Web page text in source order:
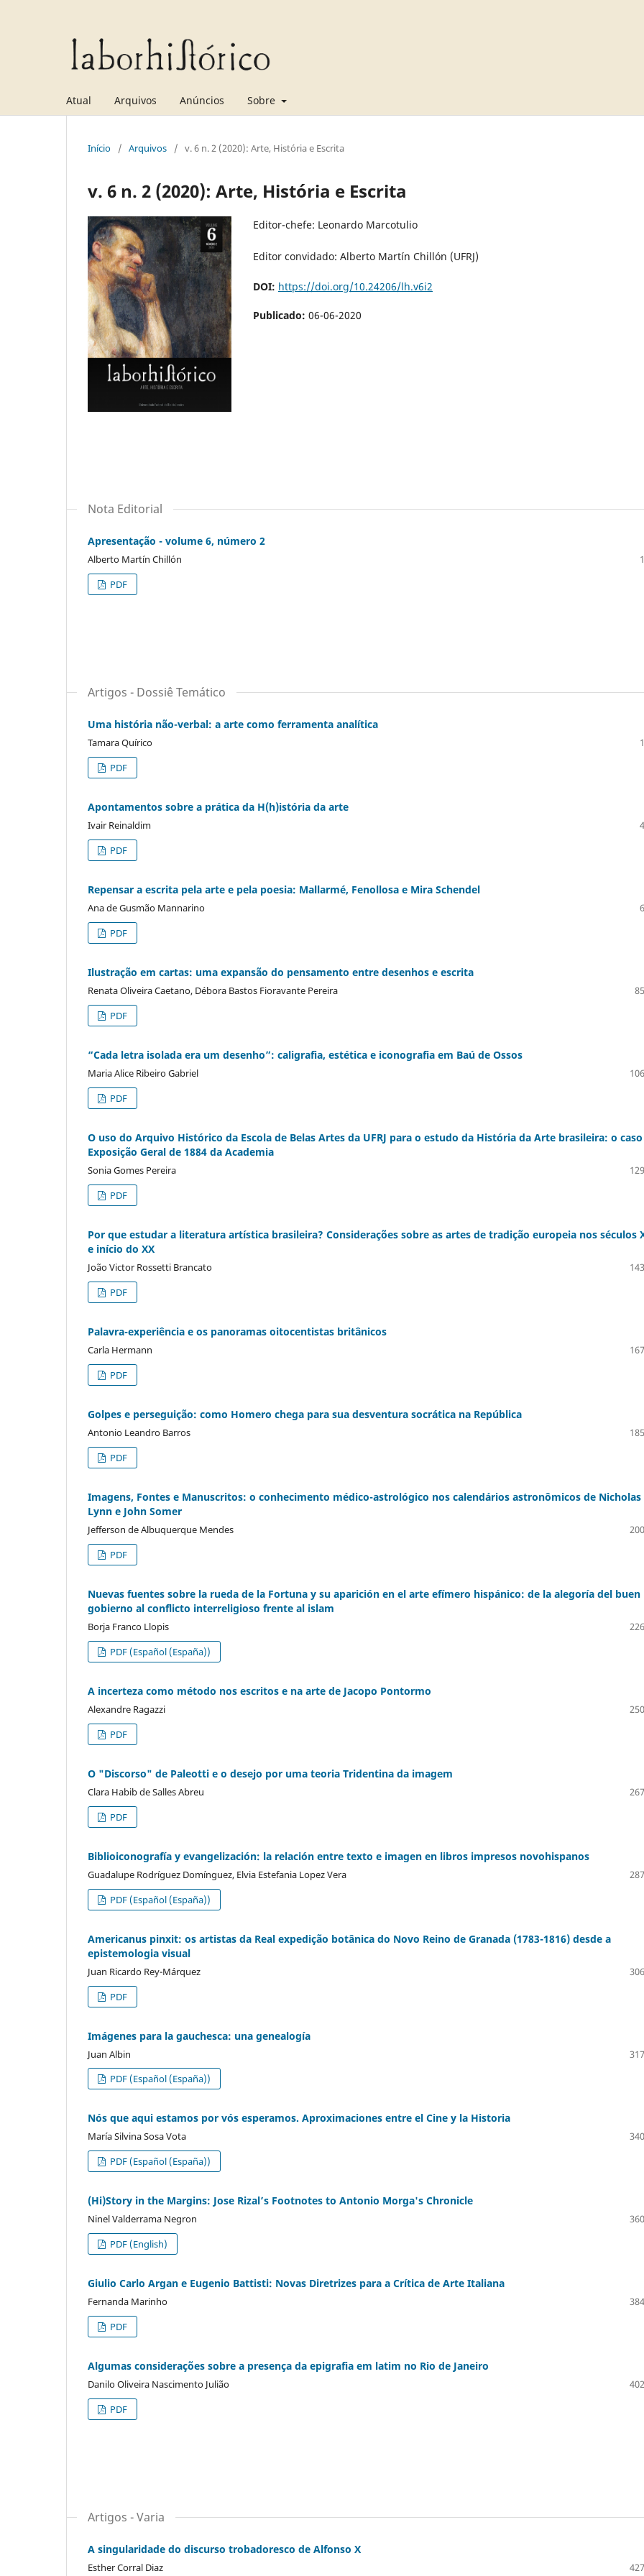
Atual Arquivos Anúncios Sobre
Início / Arquivos / v. 6 n. 2 (2020): Arte, História e Escrita
v. 6 n. 2 (2020): Arte, História e Escrita
Editor-chefe: Leonardo Marcotulio
Editor convidado: Alberto Martín Chillón (UFRJ)
DOI: https://doi.org/10.24206/lh.v6i2
Publicado: 06-06-2020
Nota Editorial
Apresentação - volume 6, número 2
Alberto Martín Chillón
PDF
Artigos - Dossiê Temático
Uma história não-verbal: a arte como ferramenta analítica
Tamara Quírico
PDF
Apontamentos sobre a prática da H(h)istória da arte
Ivair Reinaldim
PDF
Repensar a escrita pela arte e pela poesia: Mallarmé, Fenollosa e Mira Schendel
Ana de Gusmão Mannarino
PDF
Ilustração em cartas: uma expansão do pensamento entre desenhos e escrita
Renata Oliveira Caetano, Débora Bastos Fioravante Pereira
PDF
“Cada letra isolada era um desenho”: caligrafia, estética e iconografia em Baú de Ossos
Maria Alice Ribeiro Gabriel
PDF
O uso do Arquivo Histórico da Escola de Belas Artes da UFRJ para o estudo da História da Arte brasileira: o
Exposição Geral de 1884 da Academia
Sonia Gomes Pereira
PDF
Por que estudar a literatura artística brasileira? Considerações sobre as artes de tradição europeia nos séculos
e início do XX
João Victor Rossetti Brancato
PDF
Palavra-experiência e os panoramas oitocentistas britânicos
Carla Hermann
PDF
Golpes e perseguição: como Homero chega para sua desventura socrática na República
Antonio Leandro Barros
PDF
Imagens, Fontes e Manuscritos: o conhecimento médico-astrológico nos calendários astronômicos de Nicholas
Lynn e John Somer
Jefferson de Albuquerque Mendes
PDF
Nuevas fuentes sobre la rueda de la Fortuna y su aparición en el arte efímero hispánico: de la alegoría del buen
gobierno al conflicto interreligioso frente al islam
Borja Franco Llopis
PDF (Español (España))
A incerteza como método nos escritos e na arte de Jacopo Pontormo
Alexandre Ragazzi
PDF
O "Discorso" de Paleotti e o desejo por uma teoria Tridentina da imagem
Clara Habib de Salles Abreu
PDF
Biblioiconografía y evangelización: la relación entre texto e imagen en libros impresos novohispanos
Guadalupe Rodríguez Domínguez, Elvia Estefania Lopez Vera
PDF (Español (España))
Americanus pinxit: os artistas da Real expedição botânica do Novo Reino de Granada (1783-1816) desde a
epistemologia visual
Juan Ricardo Rey-Márquez
PDF
Imágenes para la gauchesca: una genealogía
Juan Albin
PDF (Español (España))
Nós que aqui estamos por vós esperamos. Aproximaciones entre el Cine y la Historia
María Silvina Sosa Vota
PDF (Español (España))
(Hi)Story in the Margins: Jose Rizal’s Footnotes to Antonio Morga's Chronicle
Ninel Valderrama Negron
PDF (English)
Giulio Carlo Argan e Eugenio Battisti: Novas Diretrizes para a Crítica de Arte Italiana
Fernanda Marinho
PDF
Algumas considerações sobre a presença da epigrafia em latim no Rio de Janeiro
Danilo Oliveira Nascimento Julião
PDF
Artigos - Varia
A singularidade do discurso trobadoresco de Alfonso X
Esther Corral Diaz